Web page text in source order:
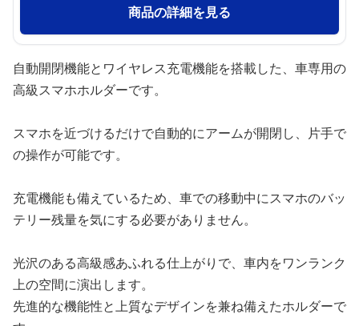
商品の詳細を見る
自動開閉機能とワイヤレス充電機能を搭載した、車専用の
高級スマホホルダーです。
スマホを近づけるだけで自動的にアームが開閉し、片手で
の操作が可能です。
充電機能も備えているため、車での移動中にスマホのバッ
テリー残量を気にする必要がありません。
光沢のある高級感あふれる仕上がりで、車内をワンランク
上の空間に演出します。
先進的な機能性と上質なデザインを兼ね備えたホルダーで